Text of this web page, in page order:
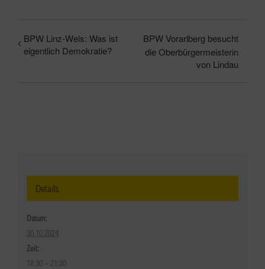
BPW Linz-Wels: Was ist
eigentlich Demokratie?
BPW Vorarlberg besucht
die Oberbürgermeisterin
von Lindau
Details
Datum:
30.10.2024
Zeit:
18:30 - 21:30